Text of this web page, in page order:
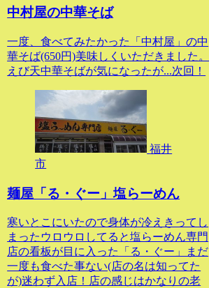
中村屋の中華そば
一度、食べてみたかった「中村屋」の中
華そば(650円)美味しくいただきました。
えび天中華そばが気になったが...次回！
福井
市
麺屋「る・ぐー」塩らーめん
寒いとこにいたので身体が冷えきってし
まったウロウロしてると塩らーめん専門
店の看板が目に入った「る・ぐー」まだ
一度も食べた事ない(店の名は知ってた
が)迷わず入店！店の感じはかなりの老